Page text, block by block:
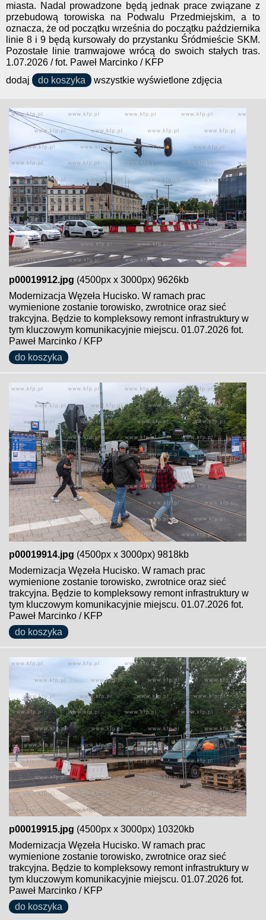
miasta. Nadal prowadzone będą jednak prace związane z
przebudową torowiska na Podwalu Przedmiejskim, a to
oznacza, że od początku września do początku października
linie 8 i 9 będą kursowały do przystanku Śródmieście SKM.
Pozostałe linie tramwajowe wrócą do swoich stałych tras.
1.07.2026 / fot. Paweł Marcinko / KFP
dodaj
do koszyka wszystkie wyświetlone zdjęcia
p00019912.jpg (4500px x 3000px) 9626kb
Modernizacja Węzeła Hucisko. W ramach prac
wymienione zostanie torowisko, zwrotnice oraz sieć
trakcyjna. Będzie to kompleksowy remont infrastruktury w
tym kluczowym komunikacyjnie miejscu. 01.07.2026 fot.
Paweł Marcinko / KFP
do koszyka
p00019914.jpg (4500px x 3000px) 9818kb
Modernizacja Węzeła Hucisko. W ramach prac
wymienione zostanie torowisko, zwrotnice oraz sieć
trakcyjna. Będzie to kompleksowy remont infrastruktury w
tym kluczowym komunikacyjnie miejscu. 01.07.2026 fot.
Paweł Marcinko / KFP
do koszyka
p00019915.jpg (4500px x 3000px) 10320kb
Modernizacja Węzeła Hucisko. W ramach prac
wymienione zostanie torowisko, zwrotnice oraz sieć
trakcyjna. Będzie to kompleksowy remont infrastruktury w
tym kluczowym komunikacyjnie miejscu. 01.07.2026 fot.
Paweł Marcinko / KFP
do koszyka